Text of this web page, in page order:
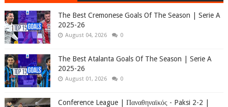
The Best Cremonese Goals Of The Season | Serie A
2025-26
August 04, 2026 0
The Best Atalanta Goals Of The Season | Serie A
2025-26
August 01, 2026 0
Conference League | Παναθηναϊκός - Paksi 2-2 |